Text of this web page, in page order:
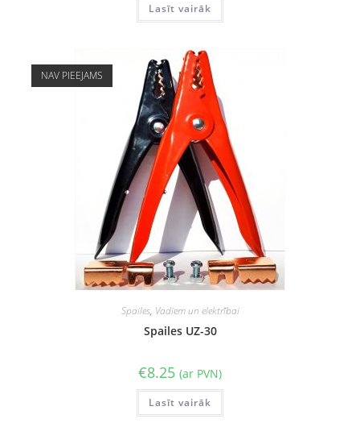
Lasīt vairāk
NAV PIEEJAMS
Spailes, Vadiem un elektrībai
Spailes UZ-30
€8.25 (ar PVN)
Lasīt vairāk